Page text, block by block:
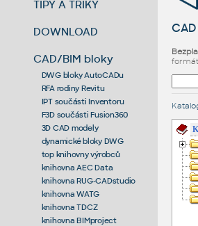
TIPY A TRIKY
DOWNLOAD
CAD/BIM bloky
DWG bloky AutoCADu
RFA rodiny Revitu
IPT součásti Inventoru
F3D součásti Fusion360
3D CAD modely
dynamické bloky DWG
top knihovny výrobců
knihovna AEC Data
knihovna RUG-CADstudio
knihovna WATG
knihovna TDCZ
knihovna BIMproject